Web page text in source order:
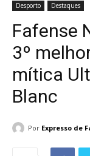
Desporto Destaques
Fafense
3º
mítica
Blanc
Por Expresso de